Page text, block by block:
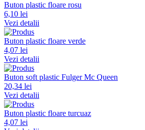
Buton plastic floare rosu
6,10 lei
Vezi detalii
Buton plastic floare verde
4,07 lei
Vezi detalii
Buton soft plastic Fulger Mc Queen
20,34 lei
Vezi detalii
Buton plastic floare turcuaz
4,07 lei